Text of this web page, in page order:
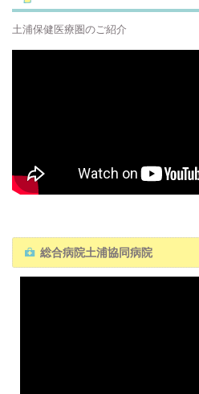
土浦保健医療圏のご紹介
総合病院土浦協同病院